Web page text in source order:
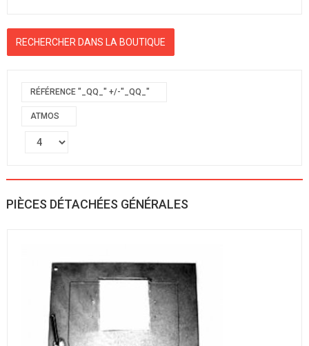
RÉFÉRENCE "_QQ_" +/-"_QQ_"
ATMOS
PIÈCES DÉTACHÉES GÉNÉRALES